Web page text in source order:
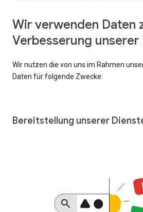
Wir verwenden Daten
Verbesserung unserer
Wir nutzen die von uns im Rahmen
Daten für folgende Zwecke:
Bereitstellung unserer